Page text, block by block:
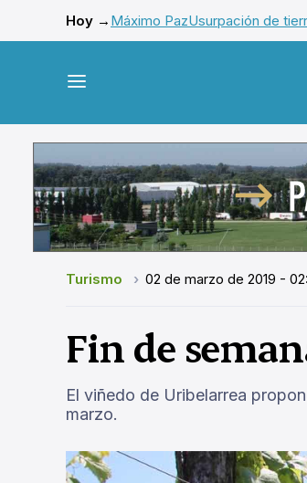
Hoy → Máximo PazUsurpación de
Turismo 02 de marzo de 2019 -
Fin de
El viñedo de Uribelarrea
marzo.